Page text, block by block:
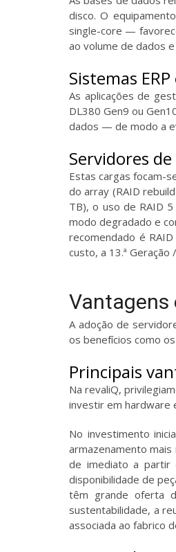
disco. O
single-core —
ao volume de dados
Sistemas
As aplicações de
DL380 Gen9 ou
dados — de modo a
Servidores
Estas cargas focam-
do array (RAID
TB), o uso de RAID
modo degradado e
recomendado é
custo, a 13.ª
Vantagens
A adoção de
os benefícios como
Principais
Na revaliQ,
investir em hardware
No investimento
armazenamento
de imediato a partir
disponibilidade de
têm grande oferta
sustentabilidade, a
associada ao fabrico